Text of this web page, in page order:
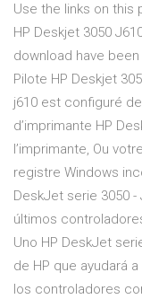
Use the links on
HP Deskjet 3050
download have
Pilote HP Deskjet
j610 est configuré
d’imprimante HP
l’imprimante, Ou
registre Windows
DeskJet serie 3050
últimos
Uno HP DeskJet
de HP que ayudará
los controladores